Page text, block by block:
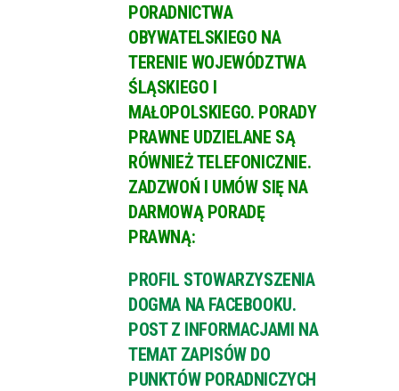
PORADNICTWA
OBYWATELSKIEGO NA
TERENIE WOJEWÓDZTWA
ŚLĄSKIEGO I
MAŁOPOLSKIEGO. PORADY
PRAWNE UDZIELANE SĄ
RÓWNIEŻ TELEFONICZNIE.
ZADZWOŃ I UMÓW SIĘ NA
DARMOWĄ PORADĘ
PRAWNĄ:
PROFIL STOWARZYSZENIA
DOGMA NA FACEBOOKU.
POST Z INFORMACJAMI NA
TEMAT ZAPISÓW DO
PUNKTÓW PORADNICZYCH